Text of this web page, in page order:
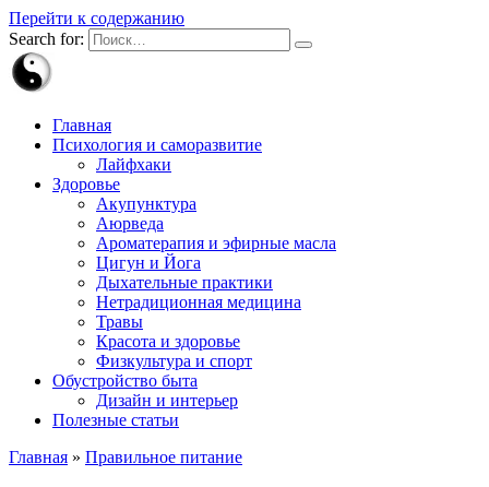
Перейти к содержанию
Search for:
Главная
Психология и саморазвитие
Лайфхаки
Здоровье
Акупунктура
Аюрведа
Ароматерапия и эфирные масла
Цигун и Йога
Дыхательные практики
Нетрадиционная медицина
Травы
Красота и здоровье
Физкультура и спорт
Обустройство быта
Дизайн и интерьер
Полезные статьи
Главная » Правильное питание